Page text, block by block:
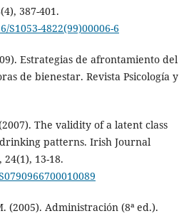
387-401.
4822(99)00006-6
Estrategias de afrontamiento del
de bienestar. Revista Psicología y
The validity of a latent class
patterns. Irish Journal
13-18.
(2005). Administración (8ª ed.).